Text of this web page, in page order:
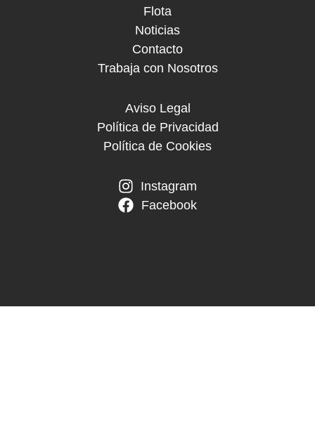
Flota
Noticias
Contacto
Trabaja con Nosotros
Aviso Legal
Política de Privacidad
Política de Cookies
Instagram
Facebook